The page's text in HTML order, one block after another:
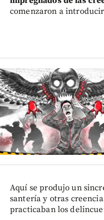
comenzaron a
Aquí se produjo un
santería y otras
practicaban los